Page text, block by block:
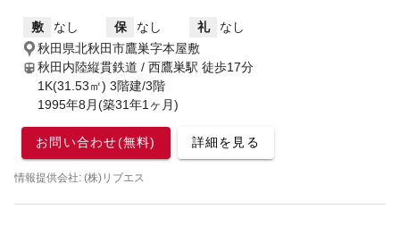
敷 なし 保 なし 礼
なし
秋田県北秋田市鷹巣字本屋敷
秋田内陸縦貫鉄道 / 西鷹巣駅 徒歩17分
1K(31.53㎡) 3階建/3階
1995年8月(築31年1ヶ月)
お問い合わせ(無料) 詳細を見る
情報提供会社: (株)リブエス